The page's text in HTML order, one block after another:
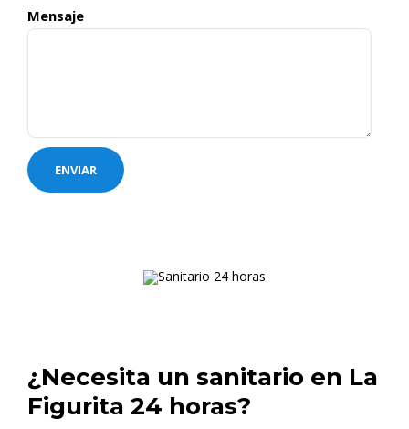
Mensaje
¿Necesita un sanitario en La
Figurita 24 horas?